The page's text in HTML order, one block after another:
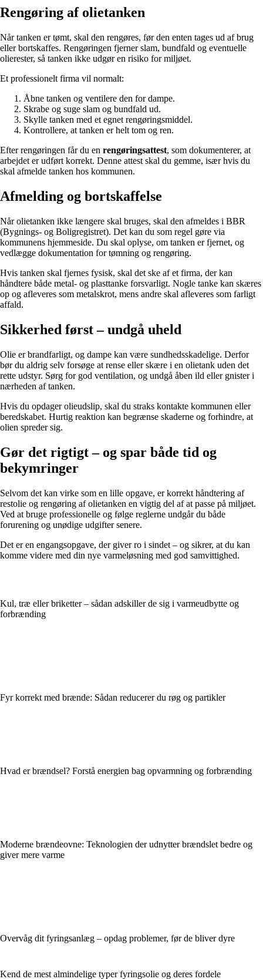
Rengøring af olietanken
Når tanken er tømt, skal den rengøres, før den enten tages ud af brug
eller bortskaffes. Rengøringen fjerner slam, bundfald og eventuelle
olierester, så tanken ikke udgør en risiko for miljøet.
Et professionelt firma vil normalt:
Åbne tanken og ventilere den for dampe.
Skrabe og suge slam og bundfald ud.
Skylle tanken med et egnet rengøringsmiddel.
Kontrollere, at tanken er helt tom og ren.
Efter rengøringen får du en rengøringsattest, som dokumenterer, at
arbejdet er udført korrekt. Denne attest skal du gemme, især hvis du
skal afmelde tanken hos kommunen.
Afmelding og bortskaffelse
Når olietanken ikke længere skal bruges, skal den afmeldes i BBR
(Bygnings- og Boligregistret). Det kan du som regel gøre via
kommunens hjemmeside. Du skal oplyse, om tanken er fjernet, og
vedlægge dokumentation for tømning og rengøring.
Hvis tanken skal fjernes fysisk, skal det ske af et firma, der kan
håndtere både metal- og plasttanke forsvarligt. Nogle tanke kan skæres
op og afleveres som metalskrot, mens andre skal afleveres som farligt
affald.
Sikkerhed først – undgå uheld
Olie er brandfarligt, og dampe kan være sundhedsskadelige. Derfor
bør du aldrig selv forsøge at rense eller skære i en olietank uden det
rette udstyr. Sørg for god ventilation, og undgå åben ild eller gnister i
nærheden af tanken.
Hvis du opdager olieudslip, skal du straks kontakte kommunen eller
beredskabet. Hurtig reaktion kan begrænse skaderne og forhindre, at
olien spreder sig.
Gør det rigtigt – og spar både tid og
bekymringer
Selvom det kan virke som en lille opgave, er korrekt håndtering af
restolie og rengøring af olietanken en vigtig del af at passe på miljøet.
Ved at bruge professionelle og følge reglerne undgår du både
forurening og unødige udgifter senere.
Det er en engangsopgave, der giver ro i sindet – og sikrer, at du kan
komme videre med din nye varmeløsning med god samvittighed.
Kul, træ eller briketter – sådan adskiller de sig i varmeudbytte og
forbrænding
Fyr korrekt med brænde: Sådan reducerer du røg og partikler
Hvad er brændsel? Forstå energien bag opvarmning og forbrænding
Moderne brændeovne: Teknologien der udnytter brændslet bedre og
giver mere varme
Overvåg dit fyringsanlæg – opdag problemer, før de bliver dyre
Kend de mest almindelige typer fyringsolie og deres fordele